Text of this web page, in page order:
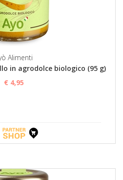
Alimenti
in agrodolce biologico (95 g)
€ 4,95